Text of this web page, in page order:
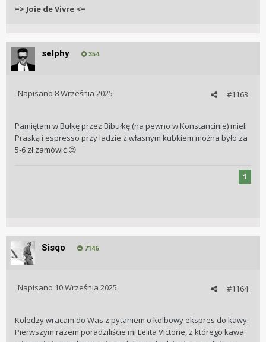
=> Joie de Vivre <=
selphy 354
#1163
Napisano 8 Września 2025
Pamiętam w Bułkę przez Bibułkę (na pewno w Konstancinie) mieli
Praską i espresso przy ladzie z własnym kubkiem można było za
5-6 zł zamówić 😉
1
Sisqo 7146
#1164
Napisano 10 Września 2025
Koledzy wracam do Was z pytaniem o kolbowy ekspres do kawy.
Pierwszym razem poradziliście mi Lelita Victorie, z którego kawa